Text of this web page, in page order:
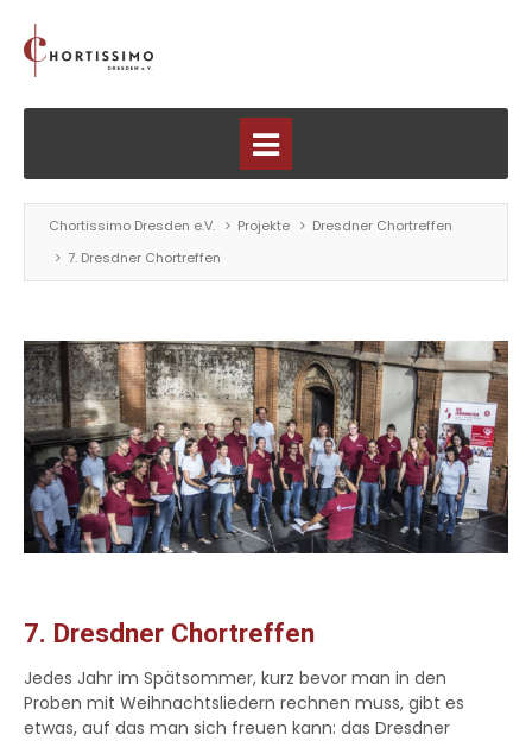
Chortissimo Dresden e.V. Projekte
Dresdner Chortreffen
7. Dresdner Chortreffen
7. Dresdner Chortreffen
Jedes Jahr im Spätsommer, kurz bevor man in den
Proben mit Weihnachtsliedern rechnen muss, gibt es
etwas, auf das man sich freuen kann: das Dresdner